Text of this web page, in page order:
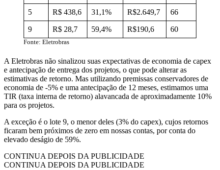
5 R$ 438,6 31,1% R$2.649,7 66
9 R$ 28,7 59,4% R$190,6 60
Fonte: Eletrobras
A Eletrobras não sinalizou suas expectativas de economia de capex
e antecipação de entrega dos projetos, o que pode alterar as
estimativas de retorno. Mas utilizando premissas conservadores de
economia de -5% e uma antecipação de 12 meses, estimamos uma
TIR (taxa interna de retorno) alavancada de aproximadamente 10%
para os projetos.
A exceção é o lote 9, o menor deles (3% do capex), cujos retornos
ficaram bem próximos de zero em nossas contas, por conta do
elevado deságio de 59%.
CONTINUA DEPOIS DA PUBLICIDADE
CONTINUA DEPOIS DA PUBLICIDADE